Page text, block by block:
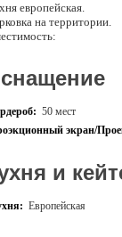
европейская.
на территории.
трассы: Пн-Чт
полное
50 мест
экран/
и
Европейская